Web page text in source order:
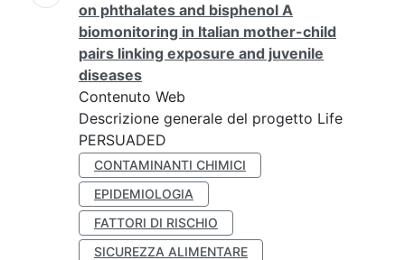
on phthalates and bisphenol A
biomonitoring in Italian mother-child
pairs linking exposure and juvenile
diseases
Contenuto Web
Descrizione generale del progetto Life
PERSUADED
CONTAMINANTI CHIMICI
EPIDEMIOLOGIA
FATTORI DI RISCHIO
SICUREZZA ALIMENTARE